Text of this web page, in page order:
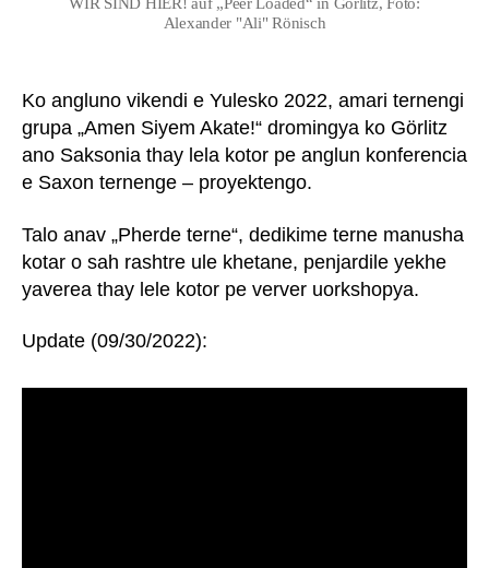
Alexander "Ali" Rönisch
Ko angluno vikendi e Yulesko 2022, amari ternengi
grupa „Amen Siyem Akate!“ dromingya ko Görlitz
ano Saksonia thay lela kotor pe anglun konferencia
e Saxon ternenge – proyektengo.
Talo anav „Pherde terne“, dedikime terne manusha
kotar o sah rashtre ule khetane, penjardile yekhe
yaverea thay lele kotor pe verver uorkshopya.
Update (09/30/2022):